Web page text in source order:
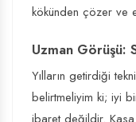
kökünden çözer ve
Uzman Görüşü:
Yılların getirdiği
belirtmeliyim ki; iyi